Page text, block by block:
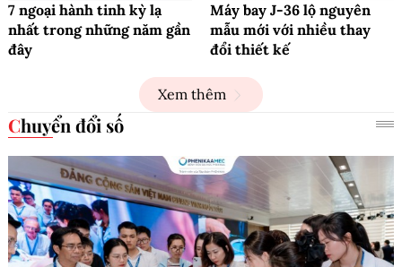
7 ngoại hành tinh kỳ lạ
nhất trong những năm gần
đây
Máy bay J-36 lộ nguyên
mẫu mới với nhiều thay
đổi thiết kế
Xem thêm
Chuyển đổi số